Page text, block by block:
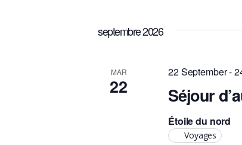
septembre 2026
MAR
22 Séjour
22 September-
Étoile du nord
Voyages